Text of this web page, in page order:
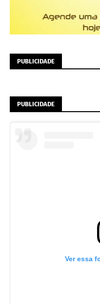
PUBLICIDADE
PUBLICIDADE
Ver essa